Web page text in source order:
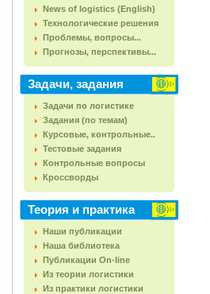
News of logistics (English)
Технологические решения
Проблемы, вопросы...
Прогнозы, перспективы...
Задачи, задания
Задачи по логистике
Задания (по темам)
Курсовые, контрольные..
Тестовые задания
Контрольные вопросы
Кроссворды
Теория и практика
Наши публикации
Наша библиотека
Публикации On-line
Из теории логистики
Из практики логистики